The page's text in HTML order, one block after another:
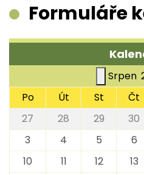
Formuláře
Srpen
Po
Út St Čt
27
28 29 30
3
4 5 6
10
11 12 13